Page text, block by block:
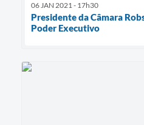
06 JAN 2021 - 17h30
Presidente da Câmara
Poder Executivo